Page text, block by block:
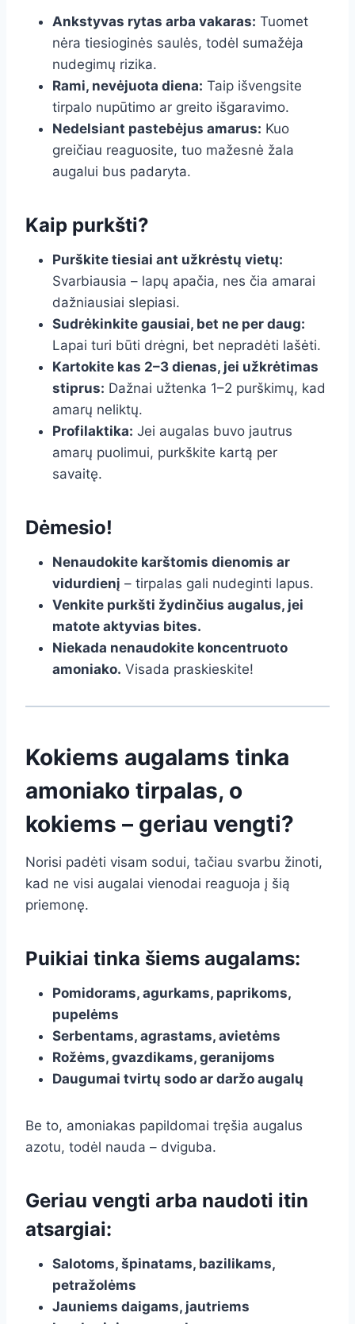
Ankstyvas rytas arba vakaras: Tuomet
nėra tiesioginės saulės, todėl sumažėja
nudegimų rizika.
Rami, nevėjuota diena: Taip išvengsite
tirpalo nupūtimo ar greito išgaravimo.
Nedelsiant pastebėjus amarus: Kuo
greičiau reaguosite, tuo mažesnė žala
augalui bus padaryta.
Kaip purkšti?
Purškite tiesiai ant užkrėstų vietų:
Svarbiausia – lapų apačia, nes čia amarai
dažniausiai slepiasi.
Sudrėkinkite gausiai, bet ne per daug:
Lapai turi būti drėgni, bet nepradėti lašėti.
Kartokite kas 2–3 dienas, jei užkrėtimas
stiprus: Dažnai užtenka 1–2 purškimų, kad
amarų neliktų.
Profilaktika: Jei augalas buvo jautrus
amarų puolimui, purkškite kartą per
savaitę.
Dėmesio!
Nenaudokite karštomis dienomis ar
vidurdienį – tirpalas gali nudeginti lapus.
Venkite purkšti žydinčius augalus, jei
matote aktyvias bites.
Niekada nenaudokite koncentruoto
amoniako. Visada praskieskite!
Kokiems augalams tinka
amoniako tirpalas, o
kokiems – geriau vengti?
Norisi padėti visam sodui, tačiau svarbu žinoti,
kad ne visi augalai vienodai reaguoja į šią
priemonę.
Puikiai tinka šiems augalams:
Pomidorams, agurkams, paprikoms,
pupelėms
Serbentams, agrastams, avietėms
Rožėms, gvazdikams, geranijoms
Daugumai tvirtų sodo ar daržo augalų
Be to, amoniakas papildomai tręšia augalus
azotu, todėl nauda – dviguba.
Geriau vengti arba naudoti itin
atsargiai:
Salotoms, špinatams, bazilikams,
petražolėms
Jauniems daigams, jautriems